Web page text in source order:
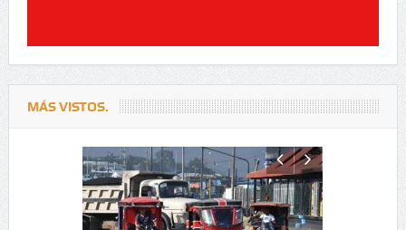
MÁS VISTOS.